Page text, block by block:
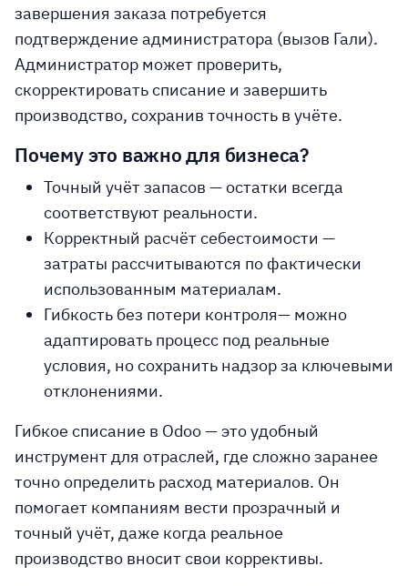
завершения заказа потребуется
подтверждение администратора (вызов Гали).
Администратор может проверить,
скорректировать списание и завершить
производство, сохранив точность в учёте.
Почему это важно для бизнеса?
Точный учёт запасов — остатки всегда
соответствуют реальности.
Корректный расчёт себестоимости —
затраты рассчитываются по фактически
использованным материалам.
Гибкость без потери контроля— можно
адаптировать процесс под реальные
условия, но сохранить надзор за ключевыми
отклонениями.
Гибкое списание в Odoo — это удобный
инструмент для отраслей, где сложно заранее
точно определить расход материалов. Он
помогает компаниям вести прозрачный и
точный учёт, даже когда реальное
производство вносит свои коррективы.